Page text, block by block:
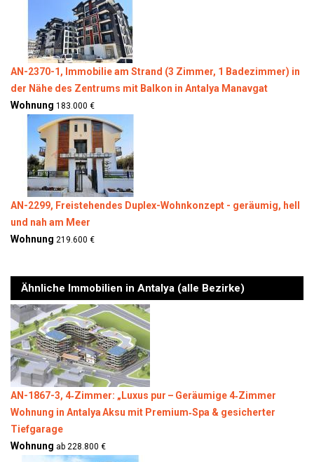
AN-2370-1, Immobilie am Strand (3 Zimmer, 1 Badezimmer) in
der Nähe des Zentrums mit Balkon in Antalya Manavgat
Wohnung 183.000 €
AN-2299, Freistehendes Duplex-Wohnkonzept - geräumig, hell
und nah am Meer
Wohnung 219.600 €
Ähnliche Immobilien in Antalya (alle Bezirke)
AN-1867-3, 4‑Zimmer: „Luxus pur – Geräumige 4‑Zimmer
Wohnung in Antalya Aksu mit Premium‐Spa & gesicherter
Tiefgarage
Wohnung ab 228.800 €